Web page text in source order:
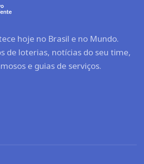
hoje no Brasil e no Mundo.
de loterias, notícias do seu time,
e guias de serviços.